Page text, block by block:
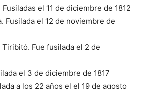
el 11 de diciembre de 1812
Fusilada el 12 de noviembre de
Fue fusilada el 2 de
el 3 de diciembre de 1817
a los 22 años el el 19 de agosto